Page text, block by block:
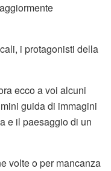
i protagonisti della
ecco a voi alcuni
guida di immagini
e il paesaggio di un
volte o per mancanza